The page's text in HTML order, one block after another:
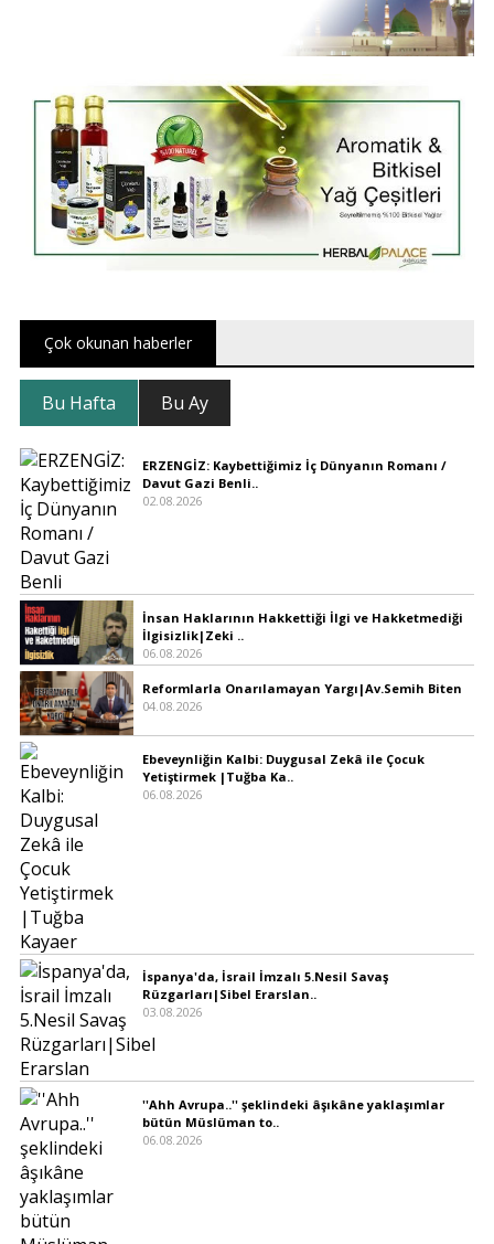
Çok okunan haberler
Bu Hafta Bu Ay
ERZENGİZ: Kaybettiğimiz İç Dünyanın Romanı /
Davut Gazi Benli..
02.08.2026
İnsan Haklarının Hakkettiği İlgi ve Hakketmediği
İlgisizlik|Zeki ..
06.08.2026
Reformlarla Onarılamayan Yargı|Av.Semih Biten
04.08.2026
Ebeveynliğin Kalbi: Duygusal Zekâ ile Çocuk
Yetiştirmek |Tuğba Ka..
06.08.2026
İspanya'da, İsrail İmzalı 5.Nesil Savaş
Rüzgarları|Sibel Erarslan..
03.08.2026
''Ahh Avrupa..'' şeklindeki âşıkâne yaklaşımlar
bütün Müslüman to..
06.08.2026